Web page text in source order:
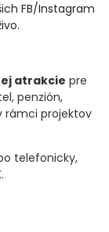
FB/Instagram
atrakcie pre
penzión,
rámci projektov
telefonicky,
.